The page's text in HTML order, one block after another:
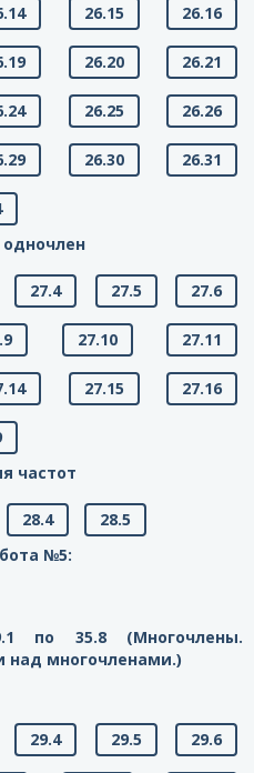
26.15 26.16
26.20 26.21
26.25 26.26
26.30 26.31
одночлен
27.4 27.5 27.6
27.10 27.11
27.15 27.16
частот
28.4
28.5
№5:
по 35.8 (Многочлены.
над многочленами.)
29.4 29.5 29.6